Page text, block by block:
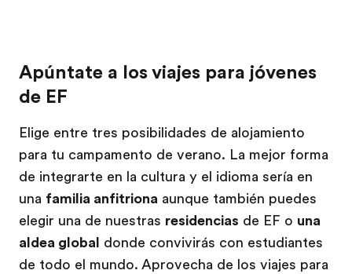
Apúntate a los viajes para jóvenes
de EF
Elige entre tres posibilidades de alojamiento
para tu campamento de verano. La mejor forma
de integrarte en la cultura y el idioma sería en
una familia anfitriona aunque también puedes
elegir una de nuestras residencias de EF o una
aldea global donde convivirás con estudiantes
de todo el mundo. Aprovecha de los viajes para